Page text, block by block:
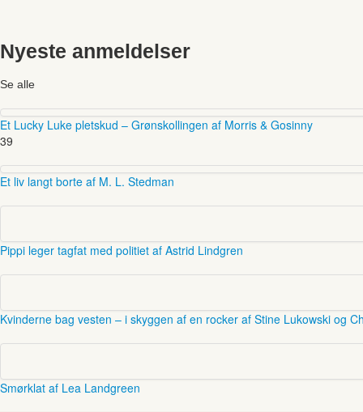
Nyeste anmeldelser
Se alle
Et Lucky Luke pletskud – Grønskollingen af Morris & Gosinny
39
Et liv langt borte af M. L. Stedman
Pippi leger tagfat med politiet af Astrid Lindgren
Kvinderne bag vesten – i skyggen af en rocker af Stine Lukowski og
Smørklat af Lea Landgreen